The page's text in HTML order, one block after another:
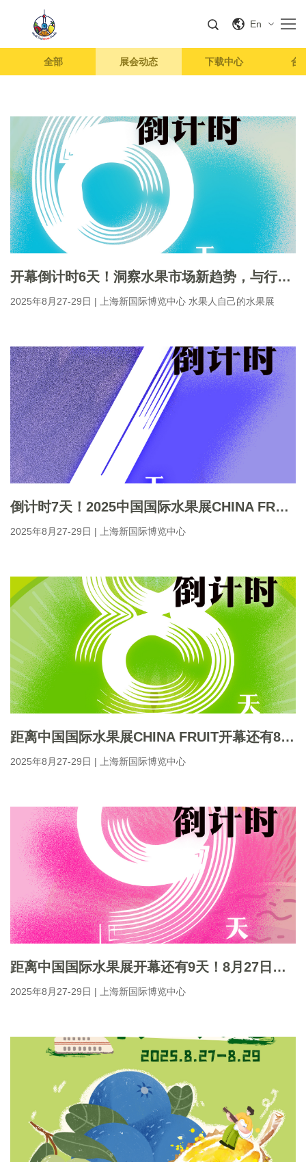
En
全部 展会动态 下载中心 合
开幕倒计时6天！洞察水果市场新趋势，与行业大咖共话未来，期待您的到来！
2025年8月27-29日 | 上海新国际博览中心 水果人自己的水果展
倒计时7天！2025中国国际水果展CHINA FRUIT即将启幕。 8月27日前完成注册可免200元门票。
2025年8月27-29日 | 上海新国际博览中心
距离中国国际水果展CHINA FRUIT开幕还有8天！
2025年8月27-29日 | 上海新国际博览中心
距离中国国际水果展开幕还有9天！8月27日前完成注册可免200元门票！
2025年8月27-29日 | 上海新国际博览中心